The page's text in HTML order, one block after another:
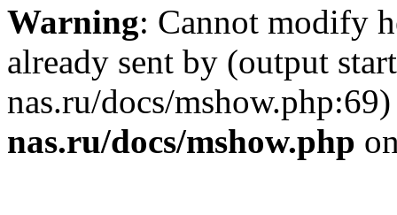
Warning: Cannot modify
already sent by (output
nas.ru/docs/
nas.ru/docs/mshow.php